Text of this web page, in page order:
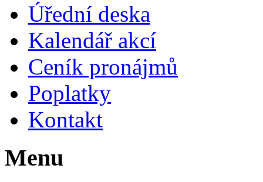
Úřední deska
Kalendář akcí
Ceník pronájmů
Poplatky
Kontakt
Menu